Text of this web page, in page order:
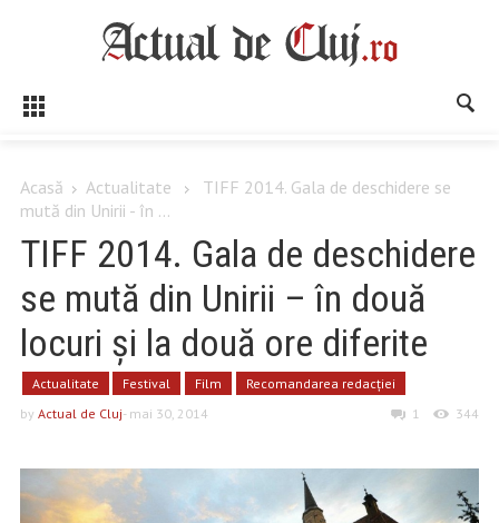
Acasă Actualitate
TIFF 2014. Gala de deschidere se
mută din Unirii - în ...
TIFF 2014. Gala de deschidere
se mută din Unirii – în două
locuri și la două ore diferite
Actualitate Festival Film
Recomandarea redacției
by Actual de Cluj- mai 30, 2014 1 344